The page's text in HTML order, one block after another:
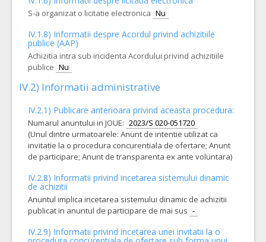
4. Sisitem placa si cabluri osteosinteza fracturi periprotetice
COD CPV: 33183100-7 Implanturi ortopedice (Rev.2)
VALOAREA ESTIMATA FARA
TVA:
36.380,00 - 1.119.500,00 Leu
1. Suruburi, brose, sarma de osteosinteza
COD CPV: 33183100-7 Implanturi ortopedice (Rev.2)
VALOAREA ESTIMATA FARA
TVA:
11.400,00 - 355.300,00 Leu
ATRIBUIT
6. Fixatoare externe (LOT-0006)
S-a organizat o licitatie electronica Nu
IV.1.8) Informatii despre Acordul privind achizitiile
publice (AAP)
Achizitia intra sub incidenta Acordului privind achizitiile
publice Nu
IV.2) Informatii administrative
IV.2.1) Publicare anterioara privind aceasta procedura:
Numarul anuntului in JOUE: 2023/S 020-051720
(Unul dintre urmatoarele: Anunt de intentie utilizat ca
invitatie la o procedura concurentiala de ofertare; Anunt
de participare; Anunt de transparenta ex ante voluntara)
IV.2.8) Informatii privind incetarea sistemului dinamic
de achizitii
Anuntul implica incetarea sistemului dinamic de achizitii
publicat in anuntul de participare de mai sus -
IV.2.9) Informatii privind incetarea unei invitatii la o